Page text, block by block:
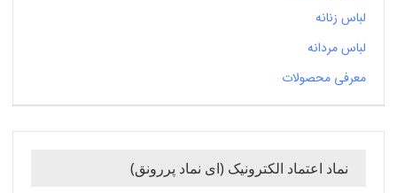
لباس زنانه
لباس مردانه
معرفی محصولات
نماد اعتماد الکترونیک (ای نماد پررونق)